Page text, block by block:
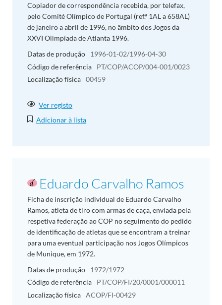
Copiador de correspondência recebida, por telefax,
pelo Comité Olímpico de Portugal (ref.ª 1AL a 658AL)
de janeiro a abril de 1996, no âmbito dos Jogos da
XXVI Olimpíada de Atlanta 1996.
Datas de produção
1996-01-02/1996-04-30
Código de referência
PT/COP/ACOP/004-001/0023
Localização física 00459
Ver registo
Adicionar à lista
Eduardo Carvalho Ramos
Ficha de inscrição individual de Eduardo Carvalho
Ramos, atleta de tiro com armas de caça, enviada pela
respetiva federação ao COP no seguimento do pedido
de identificação de atletas que se encontram a treinar
para uma eventual participação nos Jogos Olímpicos
de Munique, em 1972.
Datas de produção
1972/1972
Código de referência
PT/COP/FI/20/0001/000011
Localização física ACOP/FI-00429